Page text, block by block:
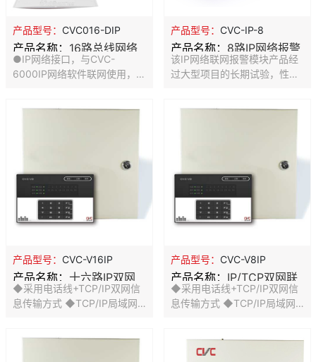
习对码。
产品型号： CVC016-DIP
产品名称： 16路总线网络
报警主机
●IP网络接口，与CVC-
6000IP网络软件联网使用，也
用于接键盘、打印机模块、联
动控制板等输出设备，报警处
理速度加快。 ●2个通讯接
口，实现了双总线，在不加任
防盗报警器可接16个扩展模
块，最多可扩展128个防区。
●1路750mA辅助输出；1个带
电
产品型号： CVC-IP-8
产品名称： 8路IP网络报警
模块
该IP网络联网报警模块产品经
过大型项目的长期试验，性能
器贴片和波峰焊工艺，品质保
证。 先进的硬件方案，更低成
本，可以给你更合适的价格。
不采用任何操作系统，从底层
完全自主开发，已经广泛应用
的实时性。
产品型号： CVC-V16IP
产品名称： 十六路IP双网
联网报警器
◆采用电话线+TCP/IP双网信
息传输方式 ◆TCP/IP局域网
产品型号： CVC-V8IP
产品名称： IP/TCP双网联
网报警器
◆采用电话线+TCP/IP双网信
息传输方式 ◆TCP/IP局域网
过固定IP或域名的方式找到远